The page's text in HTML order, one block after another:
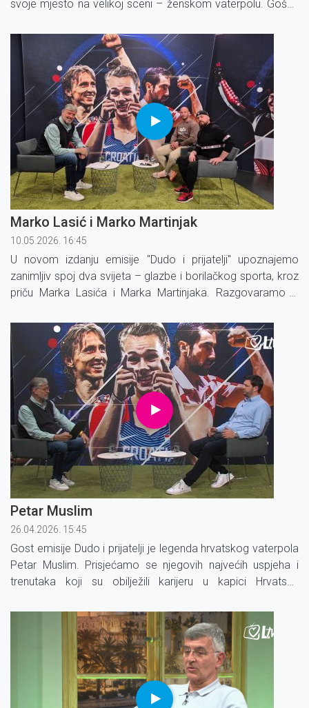
svoje mjesto na velikoj sceni – ženskom vaterpolu. Gošće
vaterpolske reprezentacije, i Ria Glas, j
Marko Lasić i Marko Martinjak
10.05.2026. 16:45
U novom izdanju emisije ''Dudo i prijatelji'' upoznajemo
zanimljiv spoj dva svijeta – glazbe i borilačkog sporta, kroz
priču Marka Lasića i Marka Martinjaka. Razgovaramo o
slični život na pozornici i u ringu.
Petar Muslim
26.04.2026. 15:45
Gost emisije Dudo i prijatelji je legenda hrvatskog vaterpola
Petar Muslim. Prisjećamo se njegovih najvećih uspjeha i
trenutaka koji su obilježili karijeru u kapici Hrvatske